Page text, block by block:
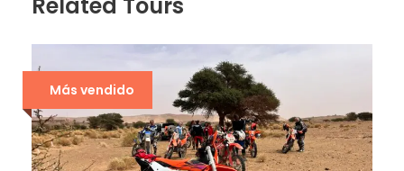
Más vendido